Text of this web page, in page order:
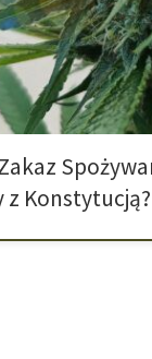
z Konstytucją?